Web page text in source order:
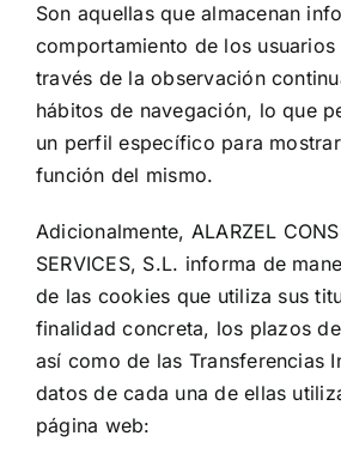
Son aquellas que almacenan
comportamiento de los usuarios
través de la observación
hábitos de navegación, lo que
un perfil específico para
función del mismo.
Adicionalmente, ALARZEL
SERVICES, S.L. informa de
de las cookies que utiliza sus
finalidad concreta, los plazos
así como de las Transferencias
datos de cada una de ellas
página web: